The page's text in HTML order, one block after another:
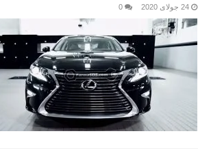
24 جولای 2020 0